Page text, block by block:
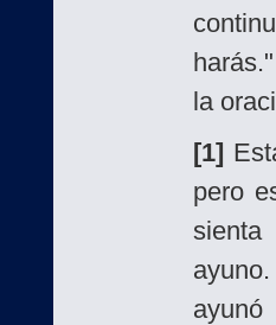
la
[1]
pero
sienta